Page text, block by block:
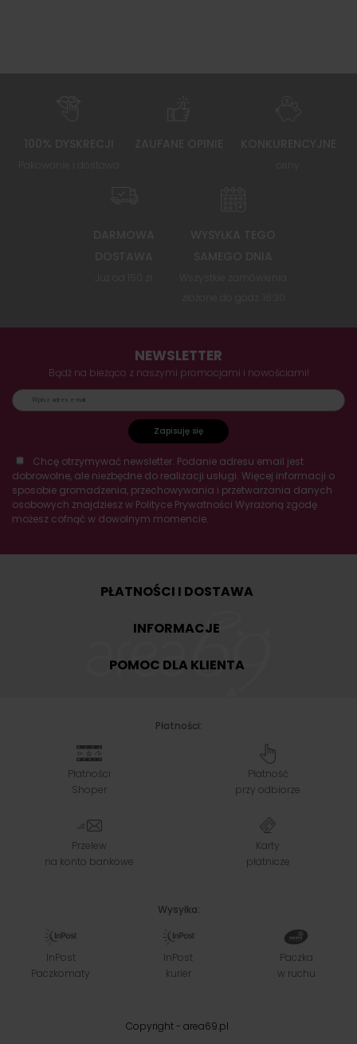
NEWSLETTER
Bądź na bieżąco z naszymi promocjami i nowościami!
Zapisuję się
Chcę otrzymywać newsletter. Podanie adresu email jest
dobrowolne, ale niezbędne do realizacji usługi. Więcej informacji o
sposobie gromadzenia, przechowywania i przetwarzania danych
osobowych znajdziesz w Polityce Prywatności Wyrażoną zgodę
możesz cofnąć w dowolnym momencie.
PŁATNOŚCI I DOSTAWA
INFORMACJE
POMOC DLA KLIENTA
Płatności:
Płatności
Shoper
Płatność
przy odbiorze
Przelew
na konto bankowe
Karty
płatnicze
Wysyłka:
InPost
Paczkomaty
InPost
kurier
Paczka
w ruchu
Copyright - area69.pl